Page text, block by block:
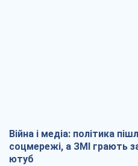
Війна і медіа: політика
соцмережі, а ЗМІ грають
ютуб